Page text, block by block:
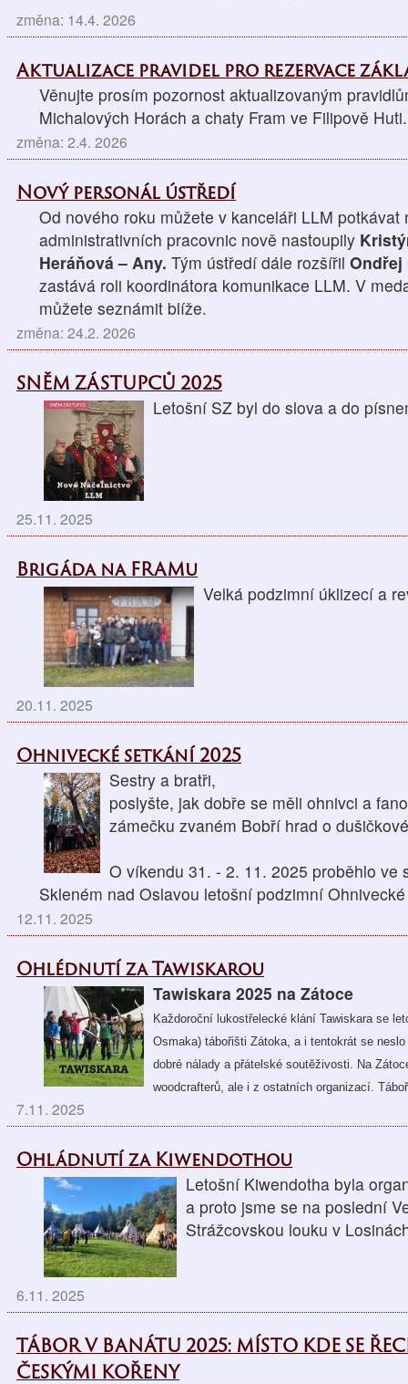
změna: 14.4. 2026
Aktualizace pravidel pro rezervace
Věnujte prosím pozornost aktualizovaným
Michalových Horách a chaty Fram ve Filipově Huti.
změna: 2.4. 2026
Nový personál ústředí
Od nového roku můžete v kanceláři LLM potkávat
administrativních pracovnic nově nastoupily
Heráňová – Any. Tým ústředí dále rozšířil Ondřej
zastává roli koordinátora komunikace LLM. V
můžete seznámit blíže.
změna: 24.2. 2026
SNĚM ZÁSTUPCŮ 2025
Letošní SZ byl do slova a do
25.11. 2025
Brigáda na FRAMu
Velká podzimní úklizecí a
20.11. 2025
Ohnivecké setkání 2025
Sestry a bratři,
poslyšte, jak dobře se měli ohnivci a
zámečku zvaném Bobří hrad o
O víkendu 31. - 2. 11. 2025 proběhlo ve
Skleném nad Oslavou letošní podzimní
12.11. 2025
Ohlédnutí za Tawiskarou
Tawiskara 2025 na Zátoce
Každoroční lukostřelecké klání Tawiskara se
Osmaka) tábořišti Zátoka, a i tentokrát se
dobré nálady a přátelské soutěživosti. Na
woodcrafterů, ale i z ostatních organizací.
7.11. 2025
Ohládnutí za Kiwendothou
Letošní Kiwendotha byla
a proto jsme se na poslední
Strážcovskou louku v
6.11. 2025
TÁBOR V BANÁTU 2025: MÍSTO KDE SE
ČESKÝMI KOŘENY